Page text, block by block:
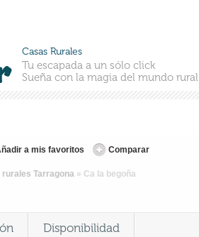
Casas Rurales
Tu escapada a un sólo click
Sueña con la magia del mundo rural
a mis favoritos Comparar
rurales Tarragona » Ca la begoña
Disponibilidad